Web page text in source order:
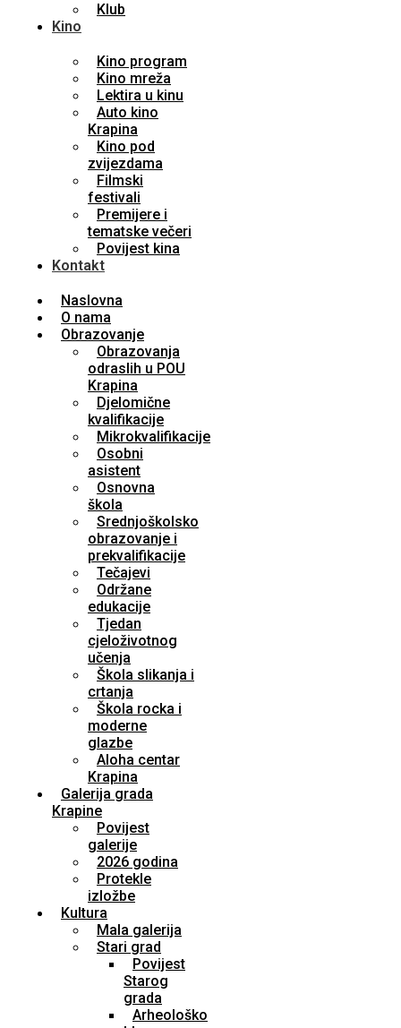
Klub
Kino
Kino program
Kino mreža
Lektira u kinu
Auto kino
Krapina
Kino pod
zvijezdama
Filmski
festivali
Premijere i
tematske večeri
Povijest kina
Kontakt
Naslovna
O nama
Obrazovanje
Obrazovanja
odraslih u POU
Krapina
Djelomične
kvalifikacije
Mikrokvalifikacije
Osobni
asistent
Osnovna
škola
Srednjoškolsko
obrazovanje i
prekvalifikacije
Tečajevi
Održane
edukacije
Tjedan
cjeloživotnog
učenja
Škola slikanja i
crtanja
Škola rocka i
moderne
glazbe
Aloha centar
Krapina
Galerija grada
Krapine
Povijest
galerije
2026 godina
Protekle
izložbe
Kultura
Mala galerija
Stari grad
Povijest
Starog
grada
Arheološko